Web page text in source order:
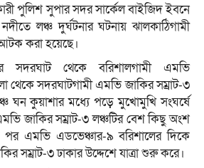
পুলিশ সুপার সদর সার্কেল বাইজিদ ইবনে
লঞ্চ দুর্ঘটনার ঘটনায় ঝালকাঠিগামী
করা হয়েছে।
সদরঘাট থেকে বরিশালগামী এমভি
থেকে সদরঘাটগামী এমভি জাকির সম্রাট-৩
ঘন কুয়াশার মধ্যে পড়ে মুখোমুখি সংঘর্ষে
জাকির সম্রাট-৩ লঞ্চটির বেশ কিছু অংশ
পর এমভি এডভেঞ্চার-৯ বরিশালের দিকে
সম্রাট-৩ ঢাকার উদ্দেশে যাত্রা শুরু করে।